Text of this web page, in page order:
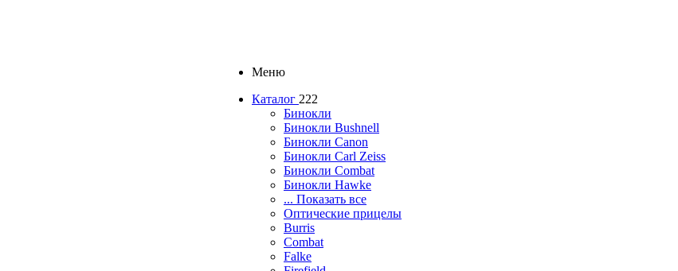
Меню
Каталог 222
Бинокли
Бинокли Bushnell
Бинокли Canon
Бинокли Carl Zeiss
Бинокли Combat
Бинокли Hawke
... Показать все
Оптические прицелы
Burris
Combat
Falke